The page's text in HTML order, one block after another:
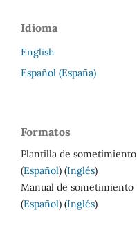
Idioma
English
Español (España)
Formatos
Plantilla de sometimiento
(Español) (Inglés)
Manual de sometimiento
(Español) (Inglés)